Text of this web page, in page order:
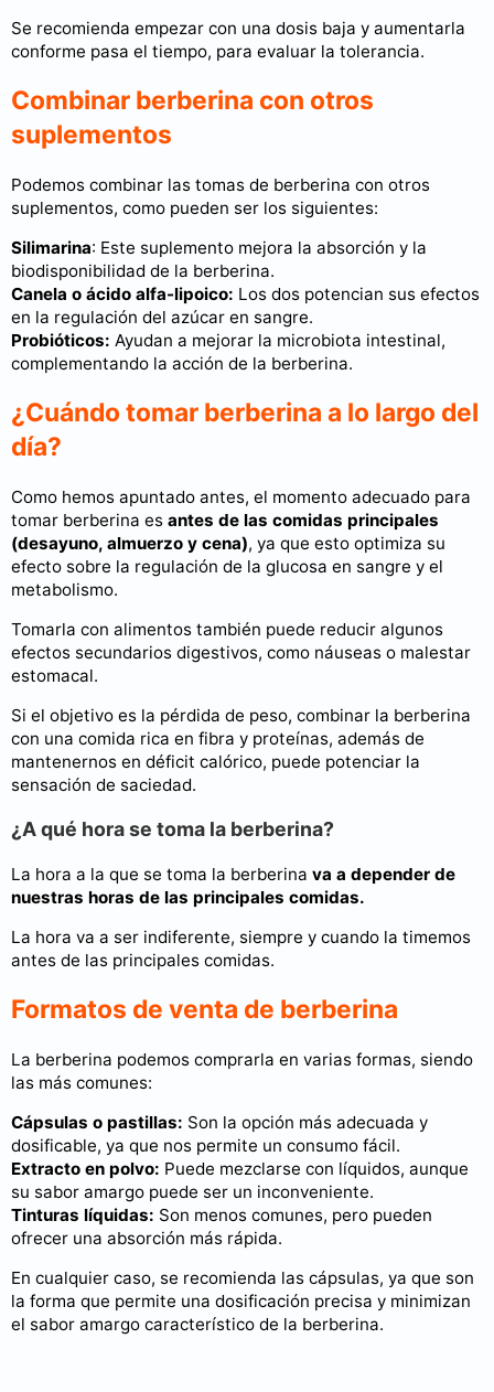
Se recomienda empezar con una dosis baja y aumentarla
conforme pasa el tiempo, para evaluar la tolerancia.
Combinar berberina con otros
suplementos
Podemos combinar las tomas de berberina con otros
suplementos, como pueden ser los siguientes:
Silimarina: Este suplemento mejora la absorción y la
biodisponibilidad de la berberina.
Canela o ácido alfa-lipoico: Los dos potencian sus efectos
en la regulación del azúcar en sangre.
Probióticos: Ayudan a mejorar la microbiota intestinal,
complementando la acción de la berberina.
¿Cuándo tomar berberina a lo largo del
día?
Como hemos apuntado antes, el momento adecuado para
tomar berberina es antes de las comidas principales
(desayuno, almuerzo y cena), ya que esto optimiza su
efecto sobre la regulación de la glucosa en sangre y el
metabolismo.
Tomarla con alimentos también puede reducir algunos
efectos secundarios digestivos, como náuseas o malestar
estomacal.
Si el objetivo es la pérdida de peso, combinar la berberina
con una comida rica en fibra y proteínas, además de
mantenernos en déficit calórico, puede potenciar la
sensación de saciedad.
¿A qué hora se toma la berberina?
La hora a la que se toma la berberina va a depender de
nuestras horas de las principales comidas.
La hora va a ser indiferente, siempre y cuando la timemos
antes de las principales comidas.
Formatos de venta de berberina
La berberina podemos comprarla en varias formas, siendo
las más comunes:
Cápsulas o pastillas: Son la opción más adecuada y
dosificable, ya que nos permite un consumo fácil.
Extracto en polvo: Puede mezclarse con líquidos, aunque
su sabor amargo puede ser un inconveniente.
Tinturas líquidas: Son menos comunes, pero pueden
ofrecer una absorción más rápida.
En cualquier caso, se recomienda las cápsulas, ya que son
la forma que permite una dosificación precisa y minimizan
el sabor amargo característico de la berberina.